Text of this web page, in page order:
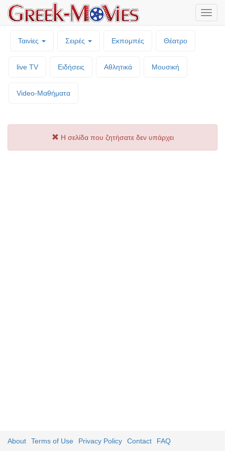
Ταινίες Σειρές Εκπομπές Θέατρο
live TV Ειδήσεις Αθλητικά Μουσική
Video-Mαθήματα
Η σελίδα που ζητήσατε δεν υπάρχει
About Terms of Use Privacy Policy Contact FAQ